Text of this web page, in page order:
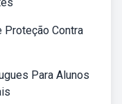
Contra
Para Alunos